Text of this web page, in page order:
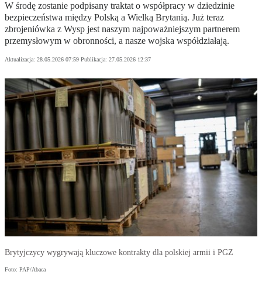
W środę zostanie podpisany traktat o współpracy w dziedzinie
bezpieczeństwa między Polską a Wielką Brytanią. Już teraz
zbrojeniówka z Wysp jest naszym najpoważniejszym partnerem
przemysłowym w obronności, a nasze wojska współdziałają.
Aktualizacja: 28.05.2026 07:59 Publikacja: 27.05.2026 12:37
Brytyjczycy wygrywają kluczowe kontrakty dla polskiej armii i PGZ
Foto: PAP/Abaca